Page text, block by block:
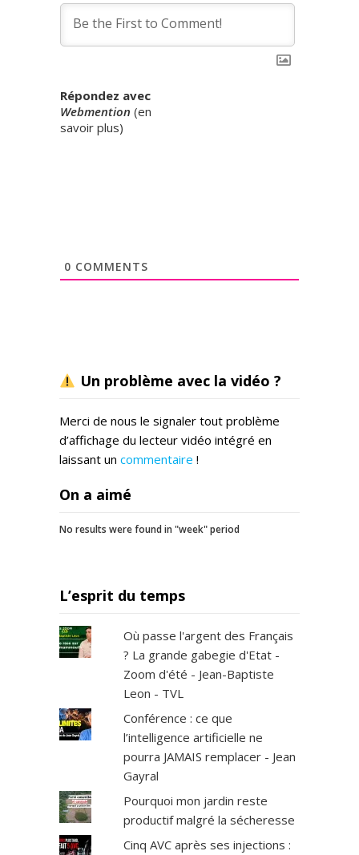
Répondez avec
Webmention (en
savoir plus)
0 COMMENTS
Un problème avec la vidéo ?
Merci de nous le signaler tout problème
d’affichage du lecteur vidéo intégré en
laissant un commentaire !
On a aimé
No results were found in "week" period
L’esprit du temps
Où passe l'argent des Français
? La grande gabegie d'Etat -
Zoom d'été - Jean-Baptiste
Leon - TVL
Conférence : ce que
l’intelligence artificielle ne
pourra JAMAIS remplacer - Jean
Gayral
Pourquoi mon jardin reste
productif malgré la sécheresse
Cinq AVC après ses injections :